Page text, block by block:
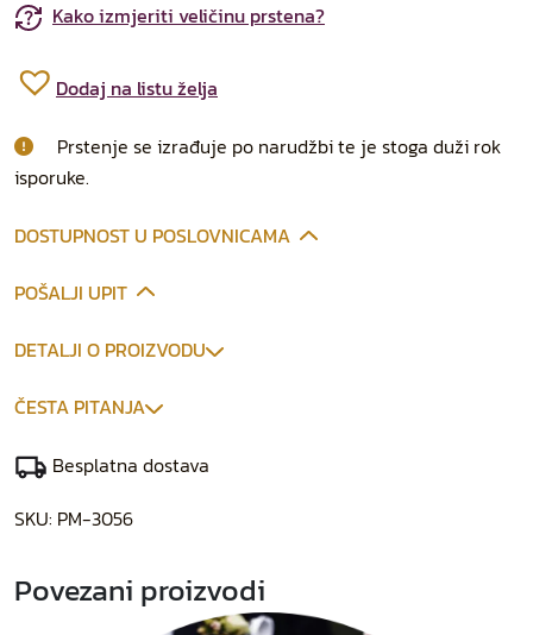
Kako izmjeriti veličinu prstena?
Dodaj na listu želja
Prstenje se izrađuje po narudžbi te je stoga duži rok
isporuke.
DOSTUPNOST U POSLOVNICAMA
POŠALJI UPIT
DETALJI O PROIZVODU
ČESTA PITANJA
Besplatna dostava
SKU: PM-3056
Povezani proizvodi